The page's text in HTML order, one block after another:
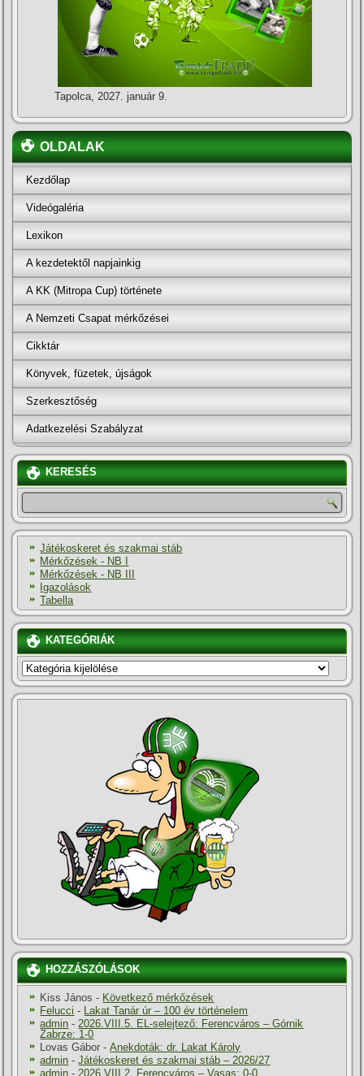
Tapolca, 2027. január 9.
OLDALAK
Kezdőlap
Videógaléria
Lexikon
A kezdetektől napjainkig
A KK (Mitropa Cup) története
A Nemzeti Csapat mérkőzései
Cikktár
Könyvek, füzetek, újságok
Szerkesztőség
Adatkezelési Szabályzat
KERESÉS
Játékoskeret és szakmai stáb
Mérkőzések - NB I
Mérkőzések - NB III
Igazolások
Tabella
KATEGÓRIÁK
KATEGÓRIÁK
HOZZÁSZÓLÁSOK
Kiss János - Következő mérkőzések
Felucci - Lakat Tanár úr – 100 év történelem
admin -2026.VIII.5. EL-selejtező: Ferencváros – Górnik
Zabrze: 1-0
Lovas Gábor -Anekdoták: dr. Lakat Károly
admin -Játékoskeret és szakmai stáb – 2026/27
admin - 2026.VIII.2. Ferencváros – Vasas: 0-0